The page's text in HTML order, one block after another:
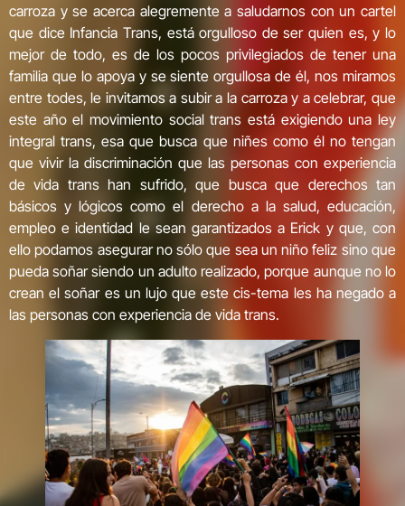
carroza y se acerca alegremente a saludarnos con un cartel
que dice Infancia Trans, está orgulloso de ser quien es, y lo
mejor de todo, es de los pocos privilegiados de tener una
familia que lo apoya y se siente orgullosa de él, nos miramos
entre todes, le invitamos a subir a la carroza y a celebrar, que
este año el movimiento social trans está exigiendo una ley
integral trans, esa que busca que niñes como él no tengan
que vivir la discriminación que las personas con experiencia
de vida trans han sufrido, que busca que derechos tan
básicos y lógicos como el derecho a la salud, educación,
empleo e identidad le sean garantizados a Erick y que, con
ello podamos asegurar no sólo que sea un niño feliz sino que
pueda soñar siendo un adulto realizado, porque aunque no lo
crean el soñar es un lujo que este cis-tema les ha negado a
las personas con experiencia de vida trans.